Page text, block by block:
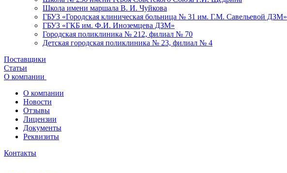
Школа имени маршала В. И. Чуйкова
ГБУЗ «Городская клиническая больница № 31 им. Г.М. Савельевой ДЗМ»
ГБУЗ «ГКБ им. Ф.И. Иноземцева ДЗМ»
Городская поликлиника № 212, филиал № 70
Детская городская поликлиника № 23, филиал № 4
Поставщики
Статьи
О компании
О компании
Новости
Отзывы
Лицензии
Документы
Реквизиты
Контакты